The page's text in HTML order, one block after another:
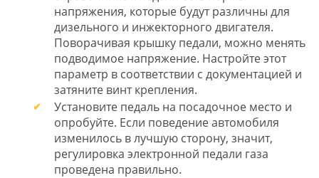
напряжения, которые будут различны для
дизельного и инжекторного двигателя.
Поворачивая крышку педали, можно менять
подводимое напряжение. Настройте этот
параметр в соответствии с документацией и
затяните винт крепления.
Установите педаль на посадочное место и
опробуйте. Если поведение автомобиля
изменилось в лучшую сторону, значит,
регулировка электронной педали газа
проведена правильно.